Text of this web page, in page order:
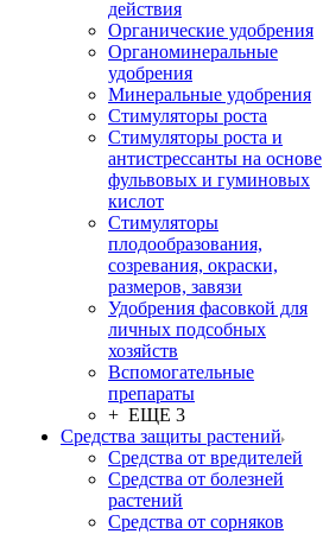
действия
Органические удобрения
Органоминеральные
удобрения
Минеральные удобрения
Стимуляторы роста
Стимуляторы роста и
антистрессанты на основе
фульвовых и гуминовых
кислот
Стимуляторы
плодообразования,
созревания, окраски,
размеров, завязи
Удобрения фасовкой для
личных подсобных
хозяйств
Вспомогательные
препараты
+ ЕЩЕ 3
Средства защиты растений
Средства от вредителей
Средства от болезней
растений
Средства от сорняков